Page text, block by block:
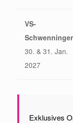
VS-
30. & 31. Jan.
2027
Exklusives